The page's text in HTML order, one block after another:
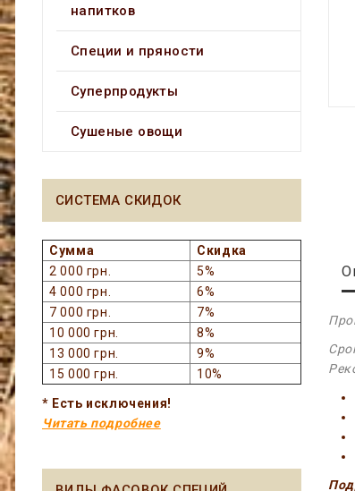
напитков
Специи и пряности
Суперпродукты
Сушеные овощи
СИСТЕМА СКИДОК
Сумма
Скидка
2 000 грн.
5%
4 000 грн.
6%
7 000 грн.
7%
10 000 грн.
8%
13 000 грн.
9%
15 000 грн.
10%
* Есть исключения!
Читать подробнее